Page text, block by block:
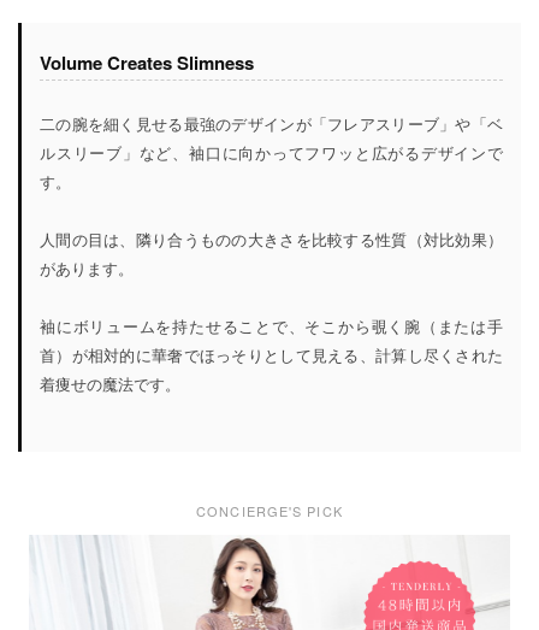
Volume Creates Slimness
二の腕を細く見せる最強のデザインが「フレアスリーブ」や「ベ
ルスリーブ」など、袖口に向かってフワッと広がるデザインで
す。
人間の目は、隣り合うものの大きさを比較する性質（対比効果）
があります。
袖にボリュームを持たせることで、そこから覗く腕（または手
首）が相対的に華奢でほっそりとして見える、計算し尽くされた
着痩せの魔法です。
CONCIERGE'S PICK